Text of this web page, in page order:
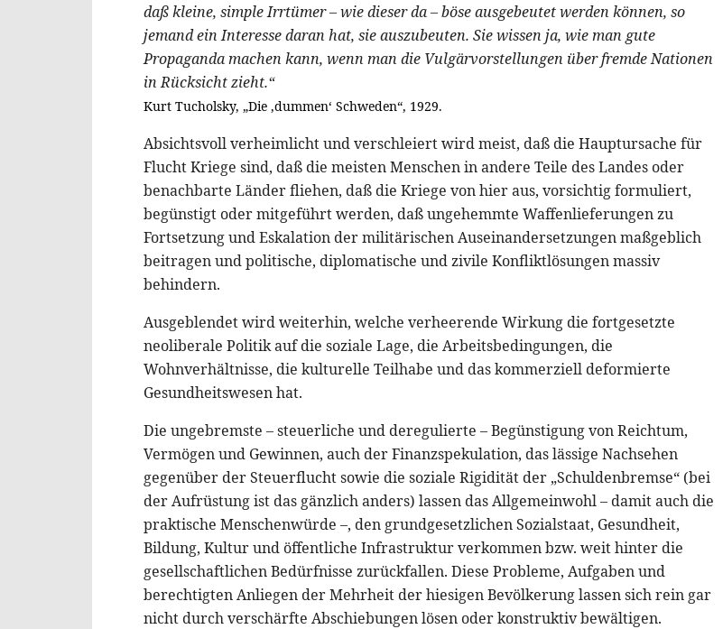
daß kleine, simple Irrtümer – wie dieser da – böse ausgebeutet werden können, so
jemand ein Interesse daran hat, sie auszubeuten. Sie wissen ja, wie man gute
Propaganda machen kann, wenn man die Vulgärvorstellungen über fremde Nationen
in Rücksicht zieht.“
Kurt Tucholsky, „Die ‚dummen‘ Schweden“, 1929.
Absichtsvoll verheimlicht und verschleiert wird meist, daß die Hauptursache für
Flucht Kriege sind, daß die meisten Menschen in andere Teile des Landes oder
benachbarte Länder fliehen, daß die Kriege von hier aus, vorsichtig formuliert,
begünstigt oder mitgeführt werden, daß ungehemmte Waffenlieferungen zu
Fortsetzung und Eskalation der militärischen Auseinandersetzungen maßgeblich
beitragen und politische, diplomatische und zivile Konfliktlösungen massiv
behindern.
Ausgeblendet wird weiterhin, welche verheerende Wirkung die fortgesetzte
neoliberale Politik auf die soziale Lage, die Arbeitsbedingungen, die
Wohnverhältnisse, die kulturelle Teilhabe und das kommerziell deformierte
Gesundheitswesen hat.
Die ungebremste – steuerliche und deregulierte – Begünstigung von Reichtum,
Vermögen und Gewinnen, auch der Finanzspekulation, das lässige Nachsehen
gegenüber der Steuerflucht sowie die soziale Rigidität der „Schuldenbremse“ (bei
der Aufrüstung ist das gänzlich anders) lassen das Allgemeinwohl – damit auch die
praktische Menschenwürde –, den grundgesetzlichen Sozialstaat, Gesundheit,
Bildung, Kultur und öffentliche Infrastruktur verkommen bzw. weit hinter die
gesellschaftlichen Bedürfnisse zurückfallen. Diese Probleme, Aufgaben und
berechtigten Anliegen der Mehrheit der hiesigen Bevölkerung lassen sich rein gar
nicht durch verschärfte Abschiebungen lösen oder konstruktiv bewältigen.